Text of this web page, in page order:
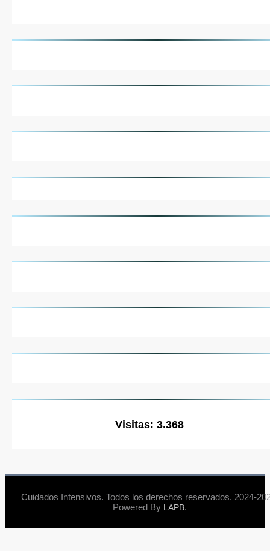
Visitas: 3.368
Cuidados Intensivos. Todos los derechos reservados. 2024-
Powered By
.